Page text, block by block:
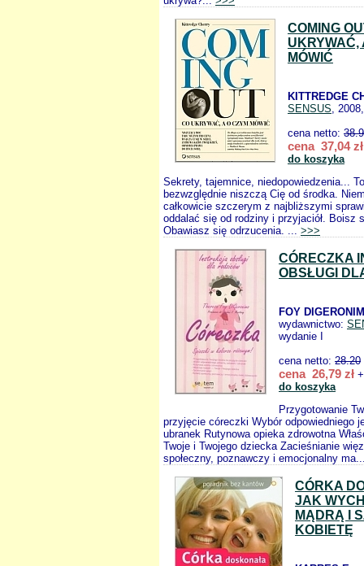
COMING
UKRYWAĆ,
MÓWIĆ
KITTREDGE
SENSUS,
cena netto:
cena 37,04 zł
do koszyka
Sekrety, tajemnice, niedopowiedzenia...
bezwzględnie niszczą Cię od środka.
całkowicie szczerym z najbliższymi
oddalać się od rodziny i przyjaciół. Boisz
Obawiasz się odrzucenia. ... >>>
CÓRECZKA
OBSŁUGI
FOY
wydawnictwo:
wydanie I
cena netto: 28.20
cena 26,79 zł
do koszyka
Przygotowanie
przyjęcie córeczki Wybór odpowiedniego
ubranek Rutynowa opieka zdrowotna
Twoje i Twojego dziecka Zacieśnianie
społeczny, poznawczy i emocjonalny
CÓRKA
JAK
MĄDRĄ I
KOBIETĘ